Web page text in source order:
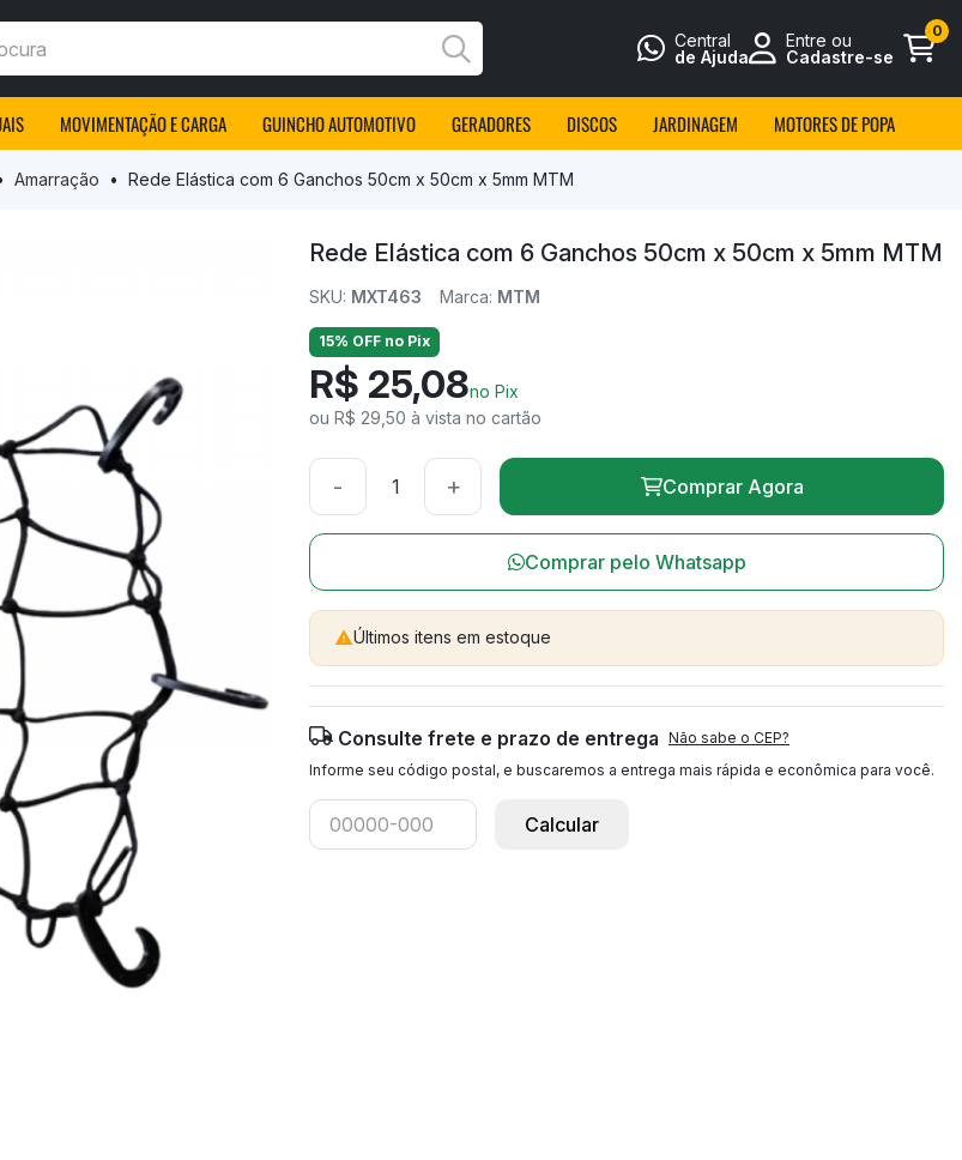
Busca
Central
de Ajuda
Entre ou
Cadastre-se
0
MOVIMENTAÇÃO E CARGA GUINCHO AUTOMOTIVO GERADORES DISCOS JARDINAGEM MOTORES DE POPA
Amarração Rede Elástica com 6 Ganchos 50cm x 50cm x 5mm MTM
Rede Elástica com 6 Ganchos 50cm x 50cm x 5mm MTM
SKU: MXT463 Marca: MTM
15% OFF no Pix
R$ 25,08no Pix
ou R$ 29,50 à vista no cartão
- + Comprar Agora
Comprar pelo Whatsapp
Últimos itens em estoque
Consulte frete e prazo de entrega Não sabe o CEP?
Informe seu código postal, e buscaremos a entrega mais rápida e econômica para você.
Calcular